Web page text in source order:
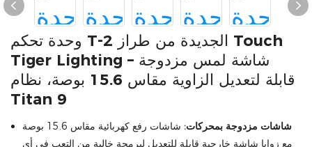
وحدة تحكم T-2 الجديدة من طراز Touch
Tiger Lighting – شاشة لمس مزدوجة
قابلة لتعديل الزاوية مقاس 15.6 بوصة، نظام
Titan 9
شاشات مزدوجة بمحركات:
شاشات رفع كهربائية مقاس 15.6 بوصة
مع زوايا شاشة خارجية قابلة للتعديل لبرمجة خالية من التعب في أي